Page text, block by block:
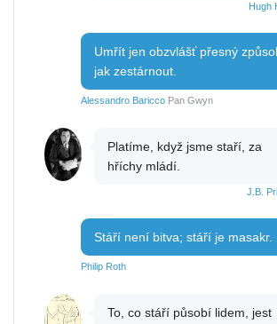
Hugh
Umřít jen obzvlášť přesný
jak zestárnout.
Alessandro Baricco Pan Gwyn
Platíme, když jsme staří, za
hříchy mládí.
J.B.
Stáří není bitva; stáří je masakr.
Philip Roth
To, co stáří působí lidem, jest